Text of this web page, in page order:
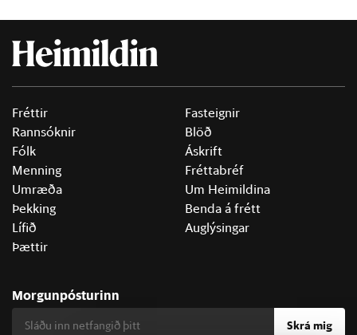
Fréttir
Rannsóknir
Fólk
Menning
Umræða
Þekking
Lífið
Þættir
Fasteignir
Blöð
Áskrift
Fréttabréf
Um Heimildina
Benda á frétt
Auglýsingar
Morgunpósturinn
Skrá mig